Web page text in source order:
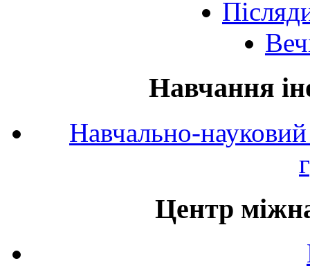
Навчання
Навчально-
Центр